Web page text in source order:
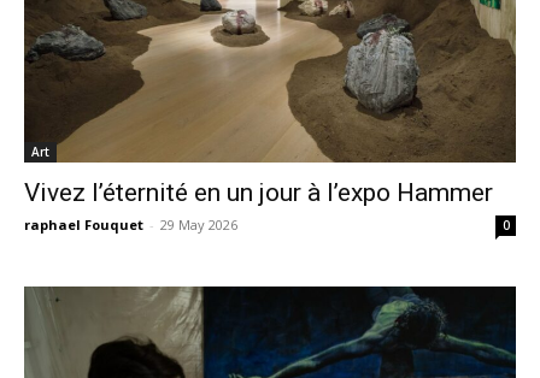
Art
Vivez l’éternité en un jour à l’expo Hammer
raphael Fouquet - 29 May 2026 0